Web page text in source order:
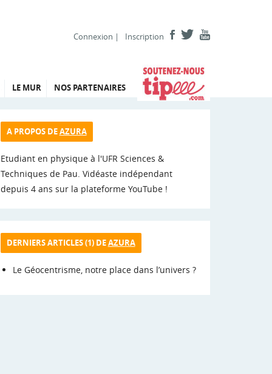
Connexion | Inscription
LE MUR NOS PARTENAIRES
A PROPOS DEAZURA
Etudiant en physique à l'UFR Sciences &
Techniques de Pau. Vidéaste indépendant
depuis 4 ans sur la plateforme YouTube !
DERNIERS ARTICLES (1) DEAZURA
Le Géocentrisme, notre place dans l’univers ?